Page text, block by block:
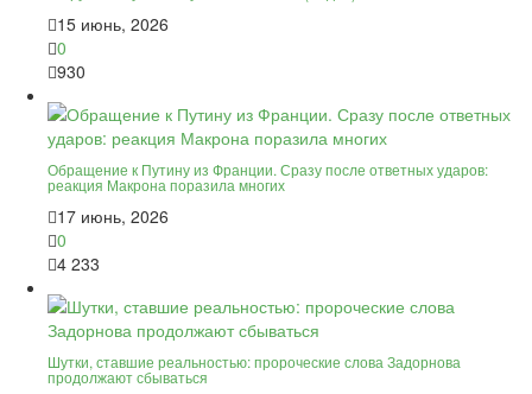
15 июнь, 2026
0
930
Обращение к Путину из Франции. Сразу после ответных ударов:
реакция Макрона поразила многих
17 июнь, 2026
0
4 233
Шутки, ставшие реальностью: пророческие слова Задорнова
продолжают сбываться